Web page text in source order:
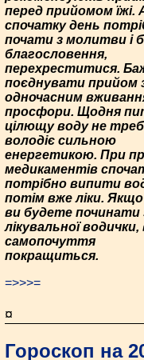
перед прийомом їжі.
спочатку день
почати з молитви і
благословення,
перехреститися.
поєднувати прийом
одночасним
просфори. Щодня
цілющу воду не
володіє сильною
енергетикою. При
медикаментів
потрібно випити
потім вже ліки.
ви будете починати
лікувальної
самопочуття
покращиться.
=>>>=
¤
Гороскоп на